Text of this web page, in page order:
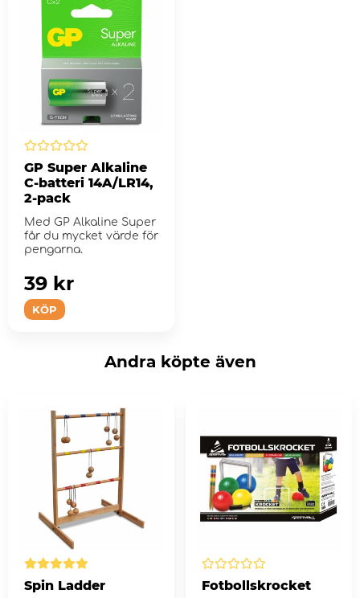
GP Super Alkaline
C-batteri 14A/LR14,
2-pack
Med GP Alkaline Super
får du mycket värde för
pengarna.
KÖP
39 kr
Andra köpte även
Spin Ladder Fotbollskrocket